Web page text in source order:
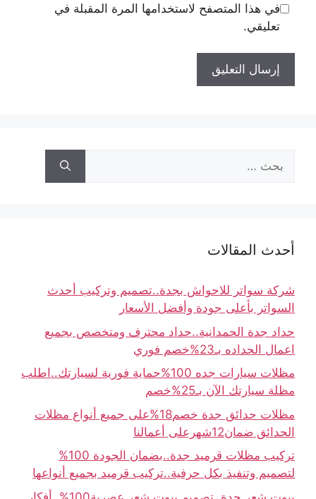
في هذا المتصفح لاستخدامها المرة المقبلة في
تعليقي.
أحدث المقالات
شركة سواتر للاحواش بجدة..تصميم وتركيب أحدث
السواتر بأعلى جودة وأفضل الأسعار
حداد جدة الحمدانية..حداد محترف ومتخصص بجميع
اعمال الحداده بـ23%خصم فوري
مظلات سيارات جده 100%حماية فورية لسيارتك..اطلب
مظلة سيارتك الآن بـ25%خصم
مظلات حدائق جدة خصم18%على جميع أنواع مظلات
الحدائق ضمان12شهرعلى أعمالنا
تركيب مظلات قرميد جدة..بضمان الجودة 100%
لتصميم وتنفيذ بكل حرفية..تركيب قرميد بجميع أنواعها